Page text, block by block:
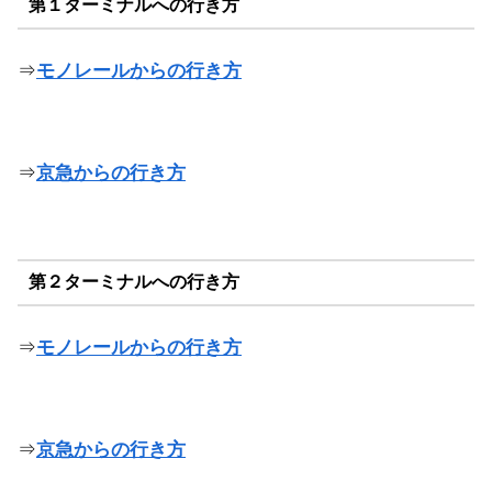
第１ターミナルへの行き方
⇒モノレールからの行き方
⇒京急からの行き方
第２ターミナルへの行き方
⇒モノレールからの行き方
⇒京急からの行き方